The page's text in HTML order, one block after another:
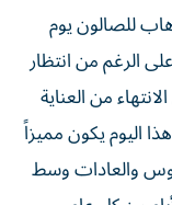
للصالون يوم
الرغم من انتظار
من العناية
اليوم يكون مميزاً
والعادات وسط